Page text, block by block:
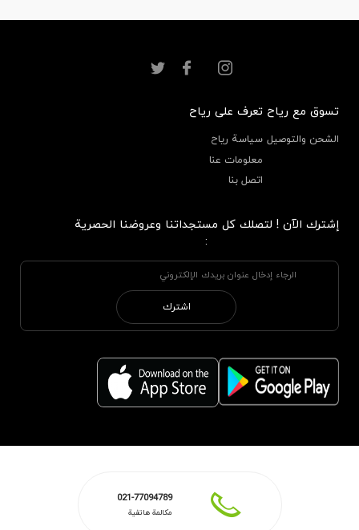
تسوق مع رياح
الشحن والتوصيل
تعرف على رياح
سياسة رياح
معلومات عنا
اتصل بنا
إشترك الآن ! لتصلك كل مستجداتنا وعروضنا الحصرية
:
اشترك
021-77094789
مكالمة هاتفية